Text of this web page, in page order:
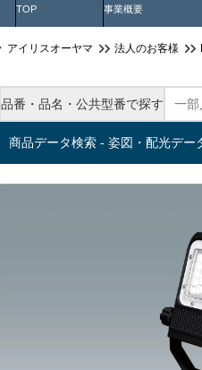
TOP 事業概要
アイリスオーヤマ 法人のお客様
品番・品名・公共型番で探す
商品データ検索 - 姿図・配光デー